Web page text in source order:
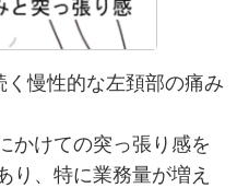
慢性的な左頚部の痛み
かけての突っ張り感を
り、特に業務量が増え